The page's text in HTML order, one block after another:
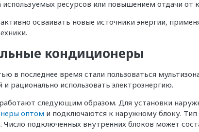
ресурсов или повышением отдачи от
активно осваивать новые источники энергии,
кондиционеры
в последнее время стали пользоваться
рационально использовать электроэнергию.
следующим образом. Для установки
оптом и подключаются к наружному блоку.
Число подключенных внутренних блоков может